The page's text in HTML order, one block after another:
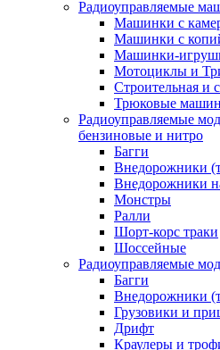
Радиоуправляемые
Машинки с
Машинки с
Машинки-
Мотоциклы и
Строительная и
Трюковые
Радиоуправляемые
бензиновые и нитро
Багги
Внедорожники
Внедорожники
Монстры
Ралли
Шорт-корс траки
Шоссейные
Радиоуправляемые
Багги
Внедорожники
Грузовики и
Дрифт
Краулеры и